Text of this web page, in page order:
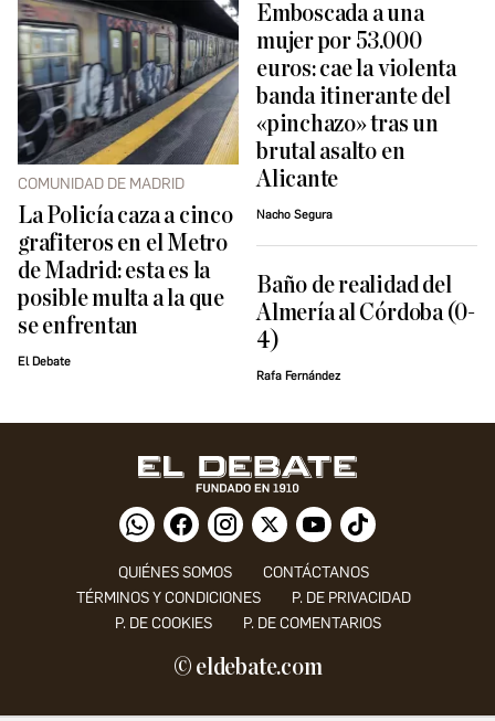
COMUNIDAD DE MADRID
La Policía caza a cinco
grafiteros en el Metro
de Madrid: esta es la
posible multa a la que
se enfrentan
El Debate
Emboscada a una
mujer por 53.000
euros: cae la violenta
banda itinerante del
«pinchazo» tras un
brutal asalto en
Alicante
Nacho Segura
Baño de realidad del
Almería al Córdoba (0-
4)
Rafa Fernández
QUIÉNES SOMOS
CONTÁCTANOS
TÉRMINOS Y CONDICIONES
P. DE PRIVACIDAD
P. DE COOKIES
P. DE COMENTARIOS
© eldebate.com